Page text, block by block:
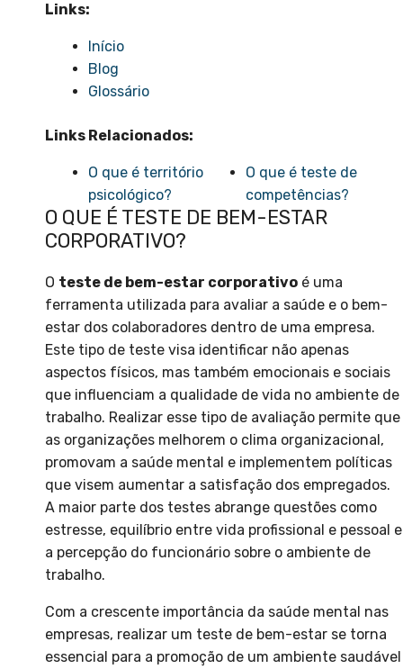
Links:
Início
Blog
Glossário
Links Relacionados:
O que é território
psicológico?
O que é teste de
competências?
O QUE É TESTE DE BEM-ESTAR
CORPORATIVO?
O teste de bem-estar corporativo é uma
ferramenta utilizada para avaliar a saúde e o bem-
estar dos colaboradores dentro de uma empresa.
Este tipo de teste visa identificar não apenas
aspectos físicos, mas também emocionais e sociais
que influenciam a qualidade de vida no ambiente de
trabalho. Realizar esse tipo de avaliação permite que
as organizações melhorem o clima organizacional,
promovam a saúde mental e implementem políticas
que visem aumentar a satisfação dos empregados.
A maior parte dos testes abrange questões como
estresse, equilíbrio entre vida profissional e pessoal e
a percepção do funcionário sobre o ambiente de
trabalho.
Com a crescente importância da saúde mental nas
empresas, realizar um teste de bem-estar se torna
essencial para a promoção de um ambiente saudável